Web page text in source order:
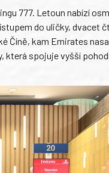
777. Letoun nabízí
do uličky, dvacet
Číně, kam Emirates
spojuje vyšší